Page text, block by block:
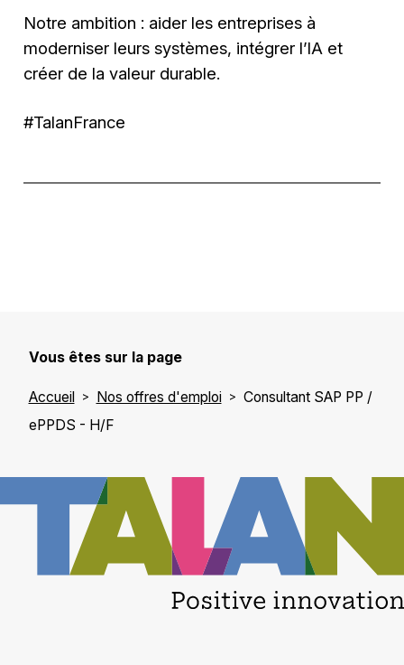
Notre ambition : aider les entreprises à
moderniser leurs systèmes, intégrer l’IA et
créer de la valeur durable.
#TalanFrance
Vous êtes sur la page
Accueil Nos offres d'emploi
Consultant SAP PP /
ePPDS - H/F